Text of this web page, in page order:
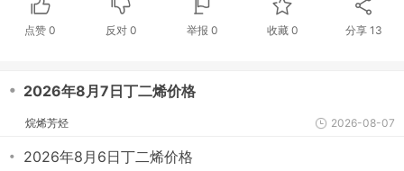
点赞0 反对 0 举报 0 收藏 0 分享 13
・ 2026年8月7日丁二烯价格
烷烯芳烃 2026-08-07
・ 2026年8月6日丁二烯价格